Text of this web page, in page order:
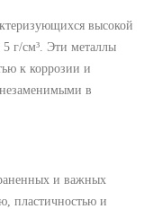
высокой
г/см³. Эти металлы
к коррозии и
в
и важных
пластичностью и